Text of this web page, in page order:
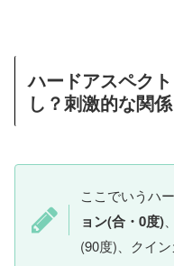
ハードアスペク
し？刺激的な関係
ここでいうハ
ョン(合・0度)
(90度)、クイ